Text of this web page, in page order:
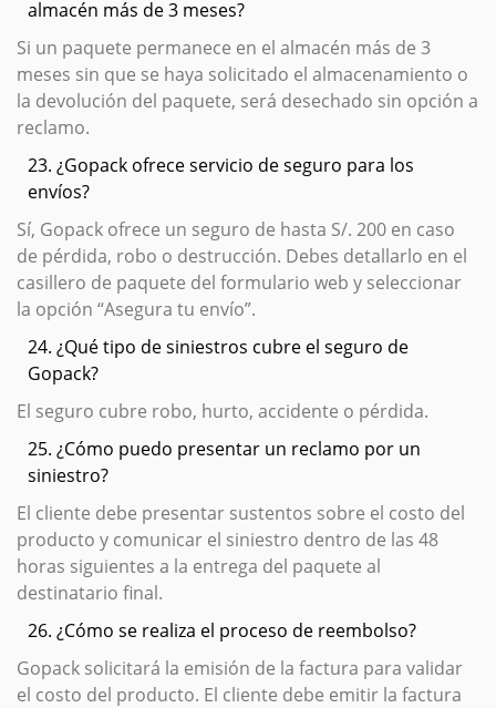
almacén más de 3 meses?
Si un paquete permanece en el almacén más de 3
meses sin que se haya solicitado el almacenamiento o
la devolución del paquete, será desechado sin opción a
reclamo.
23. ¿Gopack ofrece servicio de seguro para los
envíos?
Sí, Gopack ofrece un seguro de hasta S/. 200 en caso
de pérdida, robo o destrucción. Debes detallarlo en el
casillero de paquete del formulario web y seleccionar
la opción “Asegura tu envío”.
24. ¿Qué tipo de siniestros cubre el seguro de
Gopack?
El seguro cubre robo, hurto, accidente o pérdida.
25. ¿Cómo puedo presentar un reclamo por un
siniestro?
El cliente debe presentar sustentos sobre el costo del
producto y comunicar el siniestro dentro de las 48
horas siguientes a la entrega del paquete al
destinatario final.
26. ¿Cómo se realiza el proceso de reembolso?
Gopack solicitará la emisión de la factura para validar
el costo del producto. El cliente debe emitir la factura